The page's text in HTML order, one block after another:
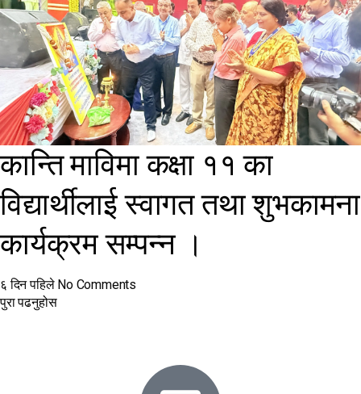
कान्ति माविमा कक्षा ११ का
विद्यार्थीलाई स्वागत तथा शुभकामना
कार्यक्रम सम्पन्न ।
६ दिन पहिले No Comments
पुरा पढनुहोस